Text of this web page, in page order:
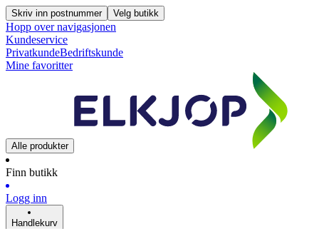
Skriv inn postnummer Velg butikk
Hopp over navigasjonen
Kundeservice
PrivatkundeBedriftskunde
Mine favoritter
Alle produkter
Finn butikk
Logg inn
Handlekurv